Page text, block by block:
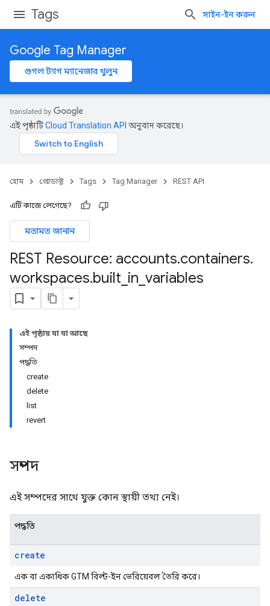
Tags সাইন-ইন করুন
Google Tag Manager
গুগল ট্যাগ ম্যানেজার খুলুন
এই পৃষ্ঠাটিCloud Translation API অনুবাদ করেছে।
হোম প্রোডাক্ট Tags Tag Manager REST API
এটি কাজে লেগেছে?
মতামত জানান
REST Resource: accounts.containers.
workspaces.built in variables
এই পৃষ্ঠায় যা যা আছে
সম্পদ
পদ্ধতি
create
delete
list
revert
সম্পদ
এই সম্পদের সাথে যুক্ত কোন স্থায়ী তথ্য নেই।
পদ্ধতি
create
এক বা একাধিক GTM বিল্ট-ইন ভেরিয়েবল তৈরি করে।
delete